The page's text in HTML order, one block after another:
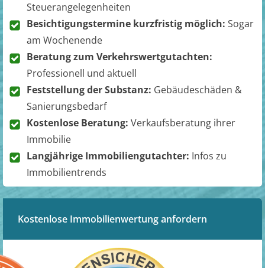
Steuerangelegenheiten
Besichtigungstermine kurzfristig möglich: Sogar
am Wochenende
Beratung zum Verkehrswertgutachten:
Professionell und aktuell
Feststellung der Substanz: Gebäudeschäden &
Sanierungsbedarf
Kostenlose Beratung: Verkaufsberatung ihrer
Immobilie
Langjährige Immobiliengutachter: Infos zu
Immobilientrends
Kostenlose Immobilienwertung anfordern